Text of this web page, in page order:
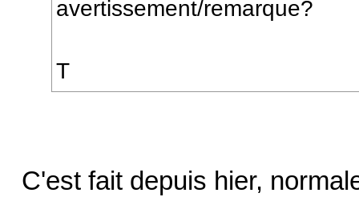
avertissement/remarque?
T
C'est fait depuis hier,